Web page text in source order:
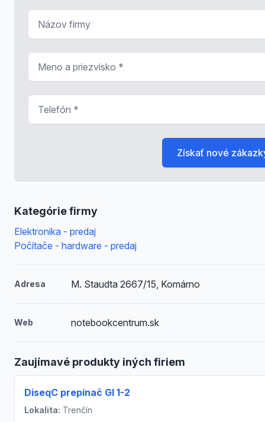
Kategórie firmy
Elektronika - predaj
Počítače - hardware - predaj
Adresa M. Staudta 2667/15, Komárno
Web notebookcentrum.sk
Zaujímavé produkty iných firiem
DiseqC prepínač GI 1-2
Lokalita: Trenčín
Získať nové